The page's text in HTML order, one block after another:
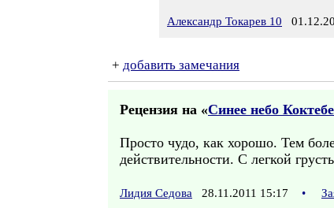
Александр Токарев 10
+ добавить замечания
Рецензия на «Синее небо
Просто чудо, как хорошо. Тем
действительности. С легкой
Лидия Седова 28.11.2011 15:17 •